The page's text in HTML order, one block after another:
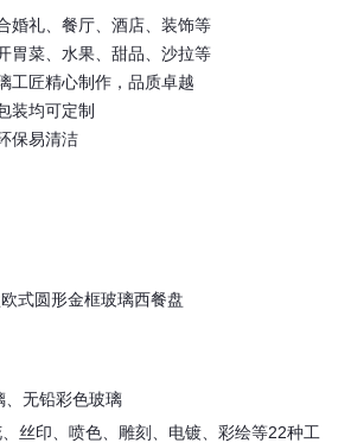
婚礼、餐厅、酒店、装饰等
胃菜、水果、甜品、沙拉等
工匠精心制作，品质卓越
装均可定制
保易清洁
式圆形金框玻璃西餐盘
无铅彩色玻璃
丝印、喷色、雕刻、电镀、彩绘等22种工